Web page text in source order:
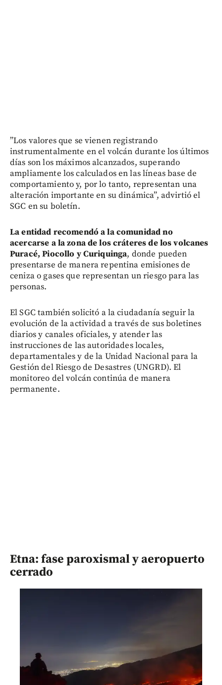
”Los valores que se vienen registrando
instrumentalmente en el volcán durante los últimos
días son los máximos alcanzados, superando
ampliamente los calculados en las líneas base de
comportamiento y, por lo tanto, representan una
alteración importante en su dinámica”, advirtió el
SGC en su boletín.
La entidad recomendó a la comunidad no
acercarse a la zona de los cráteres de los volcanes
Puracé, Piocollo y Curiquinga, donde pueden
presentarse de manera repentina emisiones de
ceniza o gases que representan un riesgo para las
personas.
El SGC también solicitó a la ciudadanía seguir la
evolución de la actividad a través de sus boletines
diarios y canales oficiales, y atender las
instrucciones de las autoridades locales,
departamentales y de la Unidad Nacional para la
Gestión del Riesgo de Desastres (UNGRD). El
monitoreo del volcán continúa de manera
permanente.
Etna: fase paroxismal y aeropuerto
cerrado